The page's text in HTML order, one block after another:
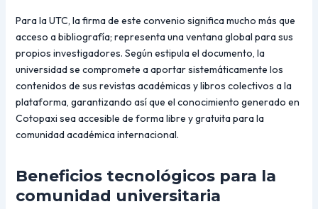
Para la UTC, la firma de este convenio significa mucho más que
acceso a bibliografía; representa una ventana global para sus
propios investigadores. Según estipula el documento, la
universidad se compromete a aportar sistemáticamente los
contenidos de sus revistas académicas y libros colectivos a la
plataforma, garantizando así que el conocimiento generado en
Cotopaxi sea accesible de forma libre y gratuita para la
comunidad académica internacional.
Beneficios tecnológicos para la
comunidad universitaria